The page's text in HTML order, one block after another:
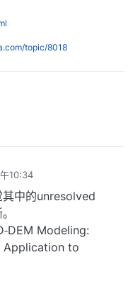
topic/8018
10:34
中的unresolved
Modeling:
Application to